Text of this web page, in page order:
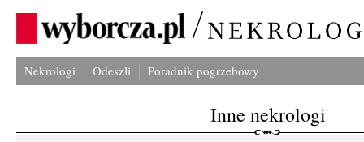
Nekrologi Odeszli Poradnik pogrzebowy
Inne nekrologi